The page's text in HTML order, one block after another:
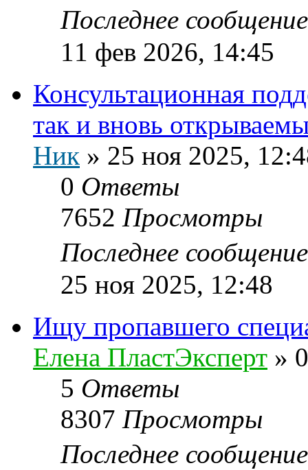
Последнее
11 фев 2026, 14:45
Консультационная
так и вновь
Ник » 25 ноя 2025,
0 Ответы
7652 Просмотры
Последнее
25 ноя 2025, 12:48
Ищу пропавшего
Елена ПластЭксперт »
5 Ответы
8307 Просмотры
Последнее